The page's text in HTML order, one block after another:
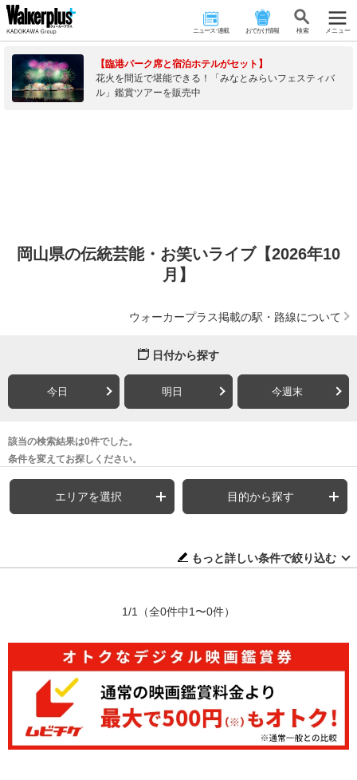
ニュース･連載 おでかけ情報 検 索 メニュー
【臨港パーク席と宿泊ホテルがセット】
花火を間近で堪能できる！「みなとみらいフェスティバ
ル」鑑賞ツアーを販売中
岡山県の伝統芸能・お笑いライブ【2026年10
月】
ウォーカープラス掲載の駅・路線について
日付から探す
今日 明日 今週末
該当の検索結果は0件でした。
条件を変えてお探しください。
エリアを選択 目的から探す
もっと詳しい条件で絞り込む
1/1 （全0件中1〜0件）